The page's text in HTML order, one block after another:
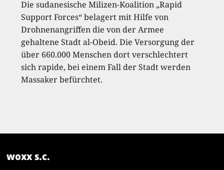
Die sudanesische Milizen-Koalition „Rapid
Support Forces“ belagert mit Hilfe von
Drohnenangriffen die von der Armee
gehaltene Stadt al-Obeid. Die Versorgung der
über 660.000 Menschen dort verschlechtert
sich rapide, bei einem Fall der Stadt werden
Massaker befürchtet.
woxx s.c.